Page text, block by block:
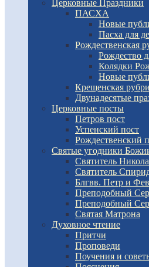
Церковные Праздники
ПАСХА
Новые
Пасха для
Рождественская
Рождество
Колядки
Новые
Крещенская
Двунадесятые
Церковные посты
Петров пост
Успенский пост
Рождественский
Святые угодники
Святитель
Святитель
Блгвв. Петр и
Преподобный
Преподобный
Святая Матрона
Духовное чтение
Притчи
Проповеди
Поучения и